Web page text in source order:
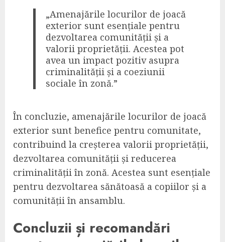
„Amenajările locurilor de joacă
exterior sunt esențiale pentru
dezvoltarea comunității și a
valorii proprietății. Acestea pot
avea un impact pozitiv asupra
criminalității și a coeziunii
sociale în zonă.”
În concluzie, amenajările locurilor de joacă
exterior sunt benefice pentru comunitate,
contribuind la creșterea valorii proprietății,
dezvoltarea comunității și reducerea
criminalității în zonă. Acestea sunt esențiale
pentru dezvoltarea sănătoasă a copiilor și a
comunității în ansamblu.
Concluzii și recomandări